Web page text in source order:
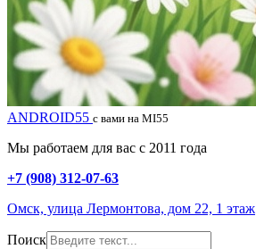
ANDROID55 с вами на MI55
Мы работаем для вас с 2011 года
+7 (908) 312-07-63
Омск, улица Лермонтова, дом 22, 1 этаж
Поиск